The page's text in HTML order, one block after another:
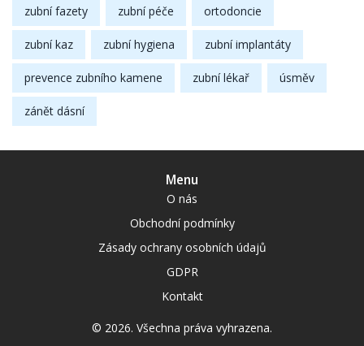
zubní fazety zubní péče ortodoncie
zubní kaz zubní hygiena zubní implantáty
prevence zubního kamene zubní lékař úsměv
zánět dásní
Menu
O nás
Obchodní podmínky
Zásady ochrany osobních údajů
GDPR
Kontakt
© 2026. Všechna práva vyhrazena.